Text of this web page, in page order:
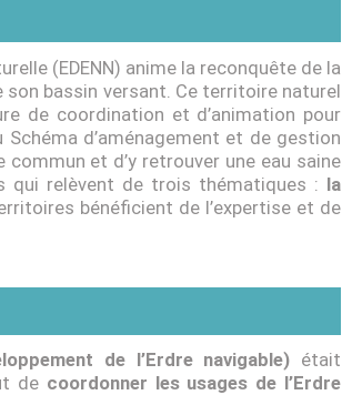
(EDENN) anime la reconquête de la
son bassin versant. Ce territoire naturel
de coordination et d’animation pour
d’aménagement et de gestion
et d’y retrouver une eau saine
qui relèvent de trois thématiques : la
bénéficient de l’expertise et de
de l’Erdre navigable) était
decoordonner les usages de l’Erdre